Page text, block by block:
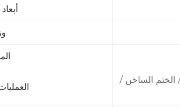
الختم الساخن /